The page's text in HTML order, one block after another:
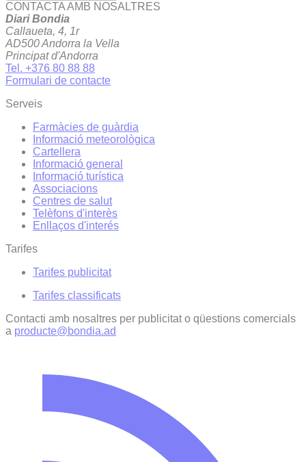
CONTACTA AMB NOSALTRES
Diari Bondia
Callaueta, 4, 1r
AD500 Andorra la Vella
Principat d'Andorra
Tel. +376 80 88 88
Formulari de contacte
Serveis
Farmàcies de guàrdia
Informació meteorològica
Cartellera
Informació general
Informació turística
Associacions
Centres de salut
Telèfons d'interès
Enllaços d'interés
Tarifes
Tarifes publicitat
Tarifes classificats
Contacti amb nosaltres per publicitat o qüestions comercials
a producte@bondia.ad